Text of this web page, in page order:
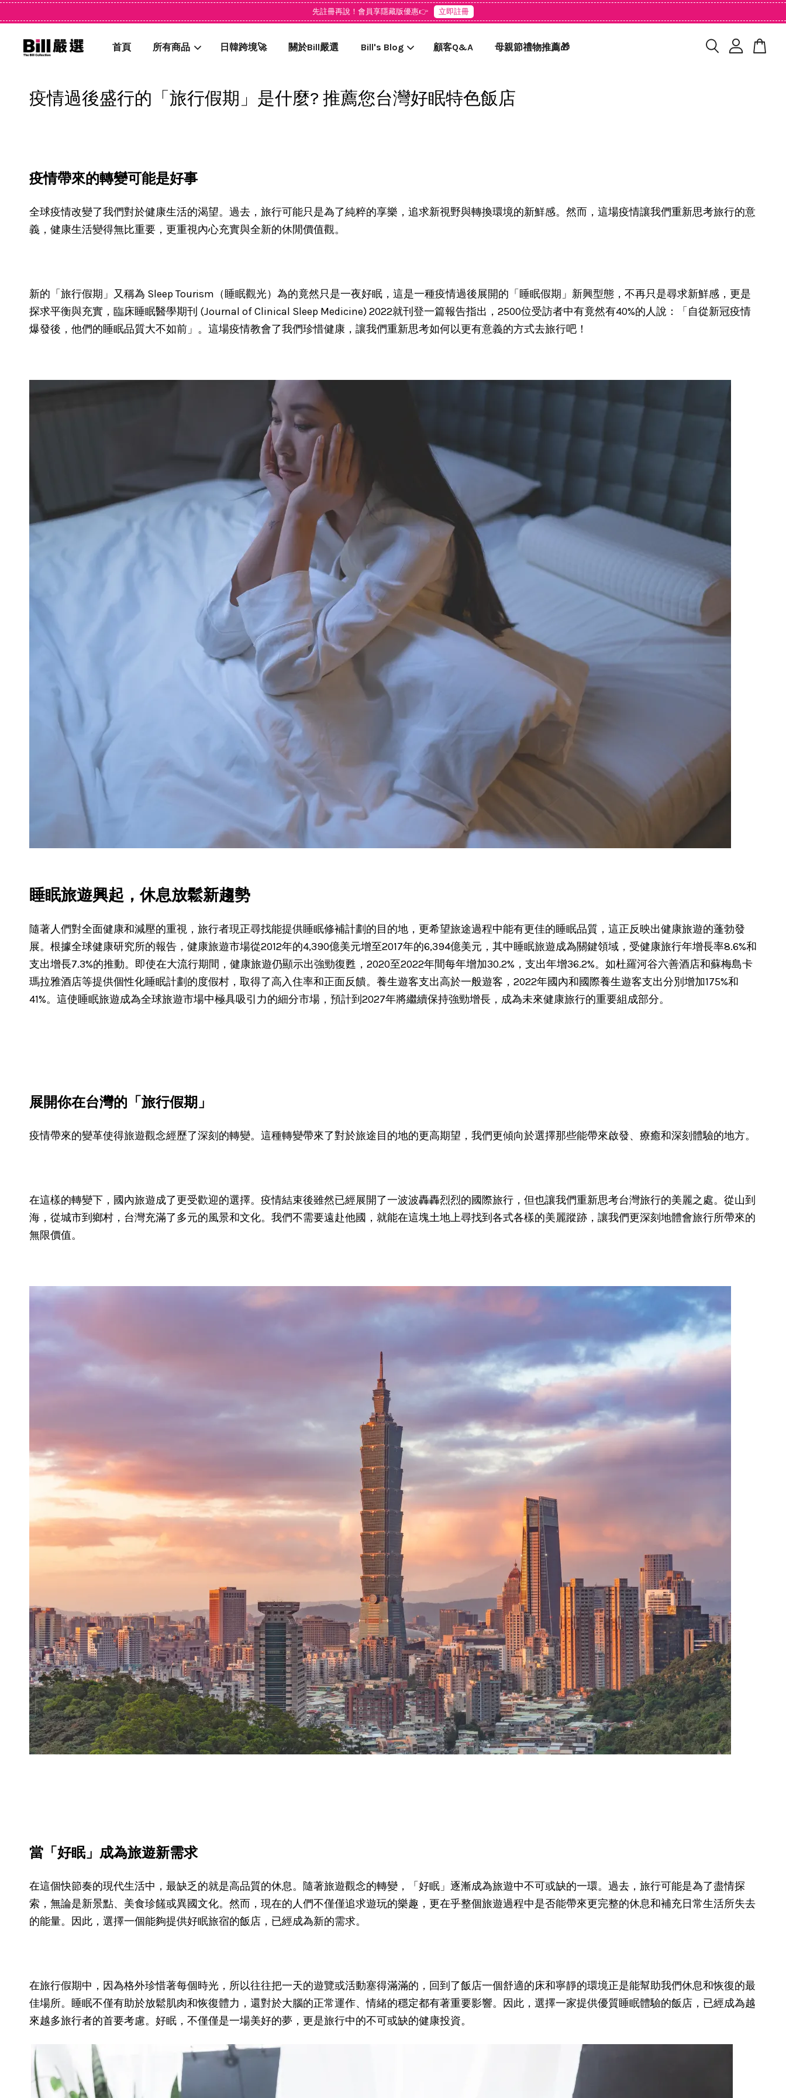
先註冊再說！會員享隱藏版優惠👉 立即註冊
首頁 所有商品 日韓跨境🚀 關於Bill嚴選 Bill's Blog 顧客Q&A 母親節禮物推薦🎁
疫情過後盛行的「旅行假期」是什麼? 推薦您台灣好眠特色飯店
疫情帶來的轉變可能是好事
全球疫情改變了我們對於健康生活的渴望。過去，旅行可能只是為了純粹的享樂，追求新視野與轉換環境的新鮮感。然而，這場疫情讓我們重新思考旅行的意
義，健康生活變得無比重要，更重視內心充實與全新的休閒價值觀。
新的「旅行假期」又稱為 Sleep Tourism（睡眠觀光）為的竟然只是一夜好眠，這是一種疫情過後展開的「睡眠假期」新興型態，不再只是尋求新鮮感，更是
探求平衡與充實，臨床睡眠醫學期刊 (Journal of Clinical Sleep Medicine) 2022就刊登一篇報告指出，2500位受訪者中有竟然有40%的人說：「自從新冠疫情
爆發後，他們的睡眠品質大不如前」。這場疫情教會了我們珍惜健康，讓我們重新思考如何以更有意義的方式去旅行吧！
睡眠旅遊興起，休息放鬆新趨勢
隨著人們對全面健康和減壓的重視，旅行者現正尋找能提供睡眠修補計劃的目的地，更希望旅途過程中能有更佳的睡眠品質，這正反映出健康旅遊的蓬勃發
展。根據全球健康研究所的報告，健康旅遊市場從2012年的4,390億美元增至2017年的6,394億美元，其中睡眠旅遊成為關鍵領域，受健康旅行年增長率8.6%和
支出增長7.3%的推動。即使在大流行期間，健康旅遊仍顯示出強勁復甦，2020至2022年間每年增加30.2%，支出年增36.2%。如杜羅河谷六善酒店和蘇梅島卡
瑪拉雅酒店等提供個性化睡眠計劃的度假村，取得了高入住率和正面反饋。養生遊客支出高於一般遊客，2022年國內和國際養生遊客支出分別增加175%和
41%。這使睡眠旅遊成為全球旅遊市場中極具吸引力的細分市場，預計到2027年將繼續保持強勁增長，成為未來健康旅行的重要組成部分。
展開你在台灣的 「旅行假期」
疫情帶來的變革使得旅遊觀念經歷了深刻的轉變。這種轉變帶來了對於旅途目的地的更高期望，我們更傾向於選擇那些能帶來啟發、療癒和深刻體驗的地方。
在這樣的轉變下，國內旅遊成了更受歡迎的選擇。疫情結束後雖然已經展開了一波波轟轟烈烈的國際旅行，但也讓我們重新思考台灣旅行的美麗之處。從山到
海，從城市到鄉村，台灣充滿了多元的風景和文化。我們不需要遠赴他國，就能在這塊土地上尋找到各式各樣的美麗蹤跡，讓我們更深刻地體會旅行所帶來的
無限價值。
當 「 好眠」 成為旅遊新需求
在這個快節奏的現代生活中，最缺乏的就是高品質的休息。隨著旅遊觀念的轉變，「好眠」逐漸成為旅遊中不可或缺的一環。過去，旅行可能是為了盡情探
索，無論是新景點、美食珍饈或異國文化。然而，現在的人們不僅僅追求遊玩的樂趣，更在乎整個旅遊過程中是否能帶來更完整的休息和補充日常生活所失去
的能量。因此，選擇一個能夠提供好眠旅宿的飯店，已經成為新的需求。
在旅行假期中，因為格外珍惜著每個時光，所以往往把一天的遊覽或活動塞得滿滿的，回到了飯店一個舒適的床和寧靜的環境正是能幫助我們休息和恢復的最
佳場所。睡眠不僅有助於放鬆肌肉和恢復體力，還對於大腦的正常運作、情緒的穩定都有著重要影響。因此，選擇一家提供優質睡眠體驗的飯店，已經成為越
來越多旅行者的首要考慮。好眠，不僅僅是一場美好的夢，更是旅行中的不可或缺的健康投資。
您的購物車目前還是空的。